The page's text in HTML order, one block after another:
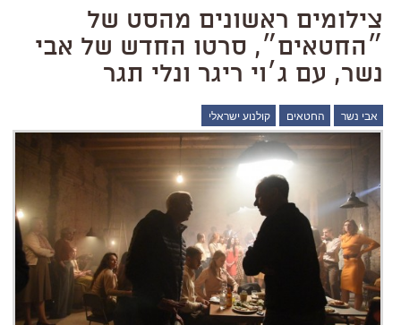
צילומים ראשונים מהסט של
״החטאים״, סרטו החדש של אבי
נשר, עם ג׳וי ריגר ונלי תגר
אבי נשר החטאים קולנוע ישראלי